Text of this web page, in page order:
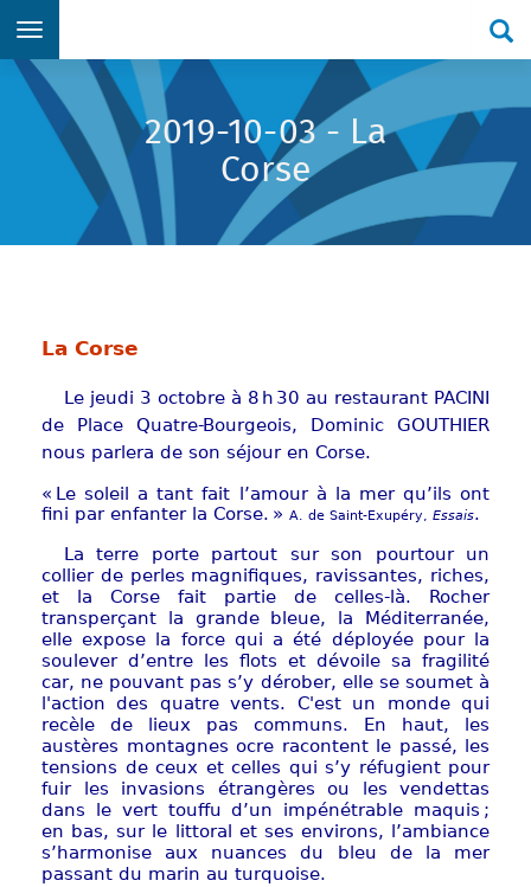
Aller directement au menu principal
Aller directement au contenu principal
Aller directement au formulaire de recherche
Aller directement au pied de page
2019-10-03 - La
Corse
La Corse
Le jeudi 3 octobre à 8 h 30 au restaurant PACINI
de Place Quatre-Bourgeois, Dominic GOUTHIER
nous parlera de son séjour en Corse.
« Le soleil a tant fait l’amour à la mer qu’ils ont
fini par enfanter la Corse. » A. de Saint-Exupéry, Essais.
La terre porte partout sur son pourtour un
collier de perles magnifiques, ravissantes, riches,
et la Corse fait partie de celles-là. Rocher
transperçant la grande bleue, la Méditerranée,
elle expose la force qui a été déployée pour la
soulever d’entre les flots et dévoile sa fragilité
car, ne pouvant pas s’y dérober, elle se soumet à
l'action des quatre vents. C'est un monde qui
recèle de lieux pas communs. En haut, les
austères montagnes ocre racontent le passé, les
tensions de ceux et celles qui s’y réfugient pour
fuir les invasions étrangères ou les vendettas
dans le vert touffu d’un impénétrable maquis ;
en bas, sur le littoral et ses environs, l’ambiance
s’harmonise aux nuances du bleu de la mer
passant du marin au turquoise.